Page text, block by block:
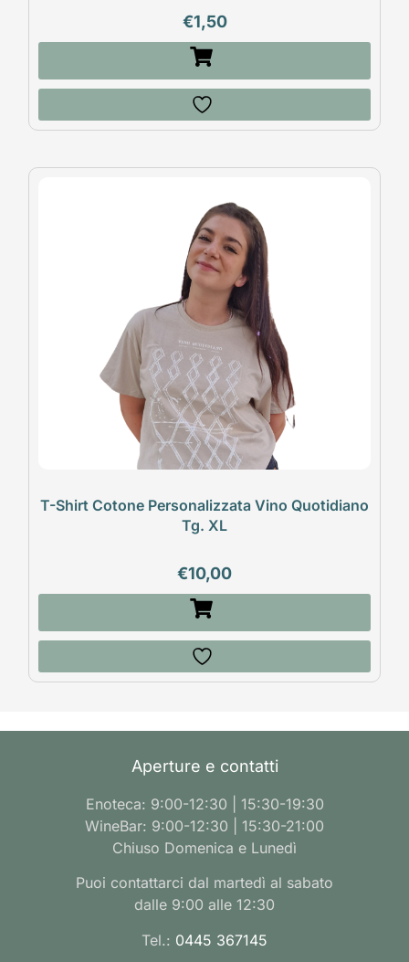
€1,50
T-Shirt Cotone Personalizzata Vino Quotidiano
Tg. XL
€10,00
Aperture e contatti
Enoteca: 9:00-12:30 | 15:30-19:30
WineBar: 9:00-12:30 | 15:30-21:00
Chiuso Domenica e Lunedì
Puoi contattarci dal martedì al sabato
dalle 9:00 alle 12:30
Tel.: 0445 367145